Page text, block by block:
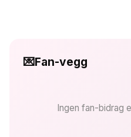
💌Fan-vegg
Ingen fan-bidrag